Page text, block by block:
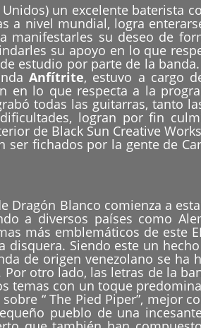
Unidos) un excelente baterista
a nivel mundial, logra
manifestarles su deseo de
su apoyo en lo que
estudio por parte de la
Anfítrite, estuvo a cargo
en lo que respecta a la
todas las guitarras, tanto
logran por fin
de Black Sun Creative
fichados por la gente de
Dragón Blanco comienza a
a diversos países como
más emblemáticos de este
Siendo este un
de origen venezolano se
otro lado, las letras de la
temas con un toque
“ The Pied Piper”, mejor
pueblo de una